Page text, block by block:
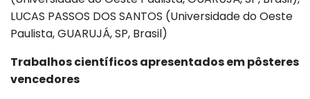
LUCAS PASSOS DOS SANTOS (Universidade do Oeste
Paulista, GUARUJÁ, SP, Brasil)
Trabalhos científicos apresentados em pôsteres
vencedores